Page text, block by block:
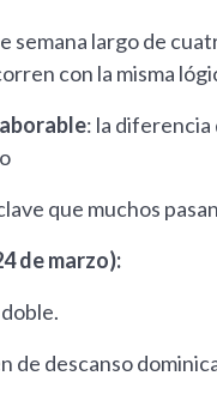
semana largo de
con la misma
: la diferencia
que muchos
de marzo):
de descanso